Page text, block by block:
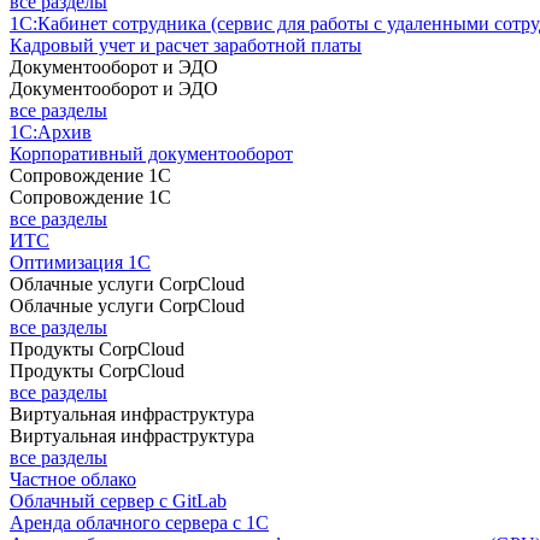
1С:Кабинет сотрудника (сервис для работы с удаленными
Кадровый учет и расчет заработной платы
Документооборот и ЭДО
Документооборот и ЭДО
все разделы
1С:Архив
Корпоративный документооборот
Сопровождение 1С
Сопровождение 1С
все разделы
ИТС
Оптимизация 1С
Облачные услуги CorpCloud
Облачные услуги CorpCloud
все разделы
Продукты CorpCloud
Продукты CorpCloud
все разделы
Виртуальная инфраструктура
Виртуальная инфраструктура
все разделы
Частное облако
Облачный сервер с GitLab
Аренда облачного сервера с 1С